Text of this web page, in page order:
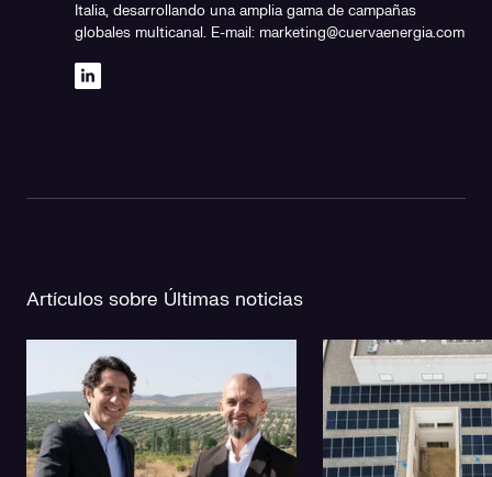
Italia, desarrollando una amplia gama de campañas
globales multicanal. E-mail: marketing@cuervaenergia.com
Artículos sobre Últimas noticias